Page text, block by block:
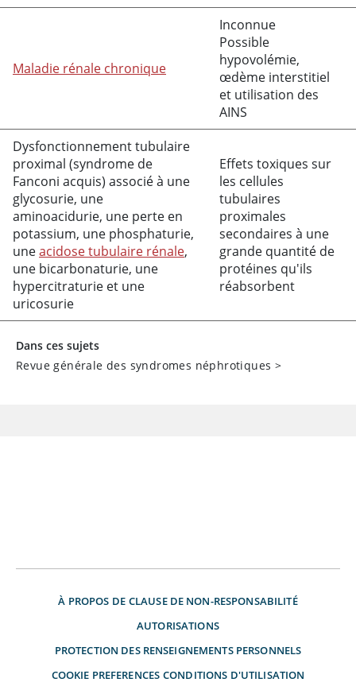
Maladie rénale chronique
Inconnue
Possible
hypovolémie,
œdème interstitiel
et utilisation des
AINS
Dysfonctionnement tubulaire
proximal (syndrome de
Fanconi acquis) associé à une
glycosurie, une
aminoacidurie, une perte en
potassium, une phosphaturie,
uneacidose tubulaire rénale,
une bicarbonaturie, une
hypercitraturie et une
uricosurie
Effets toxiques sur
les cellules
tubulaires
proximales
secondaires à une
grande quantité de
protéines qu'ils
réabsorbent
Dans ces sujets
Revue générale des syndromes néphrotiques >
À PROPOS DE CLAUSE DE NON-RESPONSABILITÉ
AUTORISATIONS
PROTECTION DES RENSEIGNEMENTS PERSONNELS
COOKIE PREFERENCES CONDITIONS D'UTILISATION